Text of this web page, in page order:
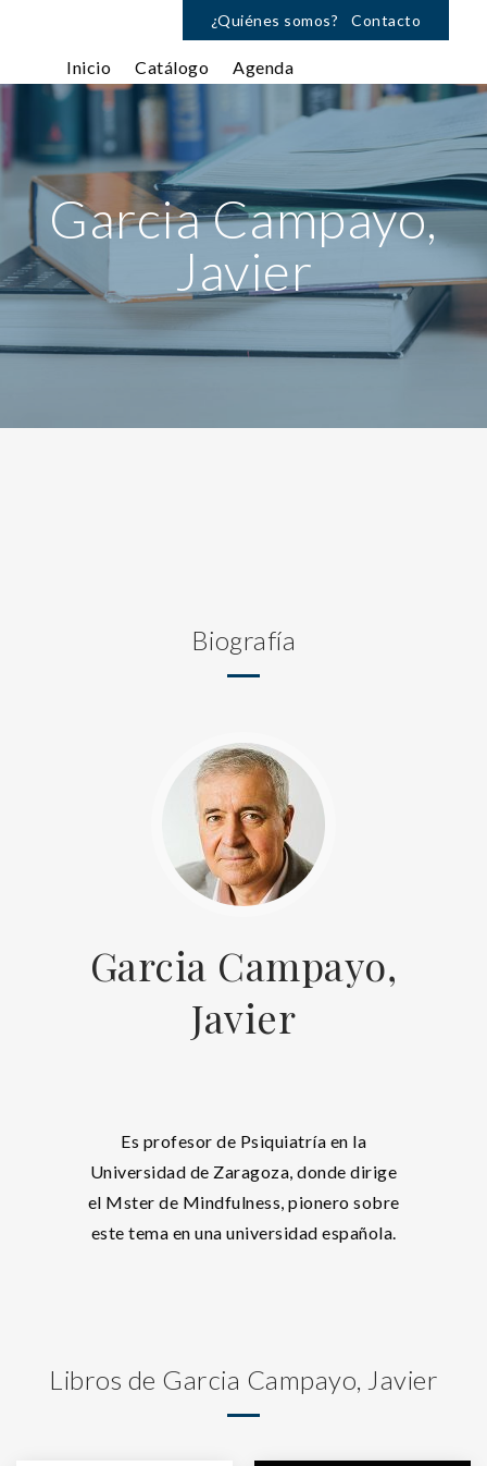
¿Quiénes somos? Contacto
Inicio Catálogo Agenda
Garcia Campayo,
Javier
Biografía
Garcia Campayo,
Javier
Es profesor de Psiquiatría en la
Universidad de Zaragoza, donde dirige
el Mster de Mindfulness, pionero sobre
este tema en una universidad española.
Libros de Garcia Campayo, Javier